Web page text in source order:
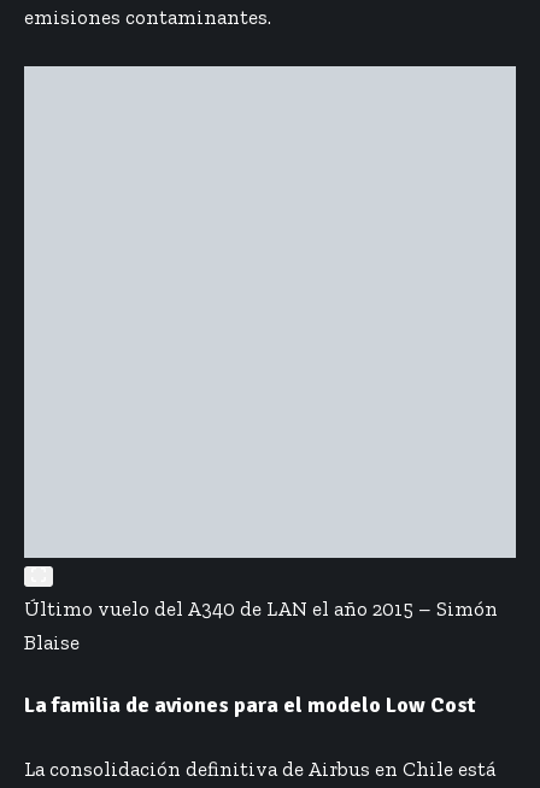
emisiones contaminantes.
Último vuelo del A340 de LAN el año 2015 – Simón
Blaise
La familia de aviones para el modelo Low Cost
La consolidación definitiva de Airbus en Chile está